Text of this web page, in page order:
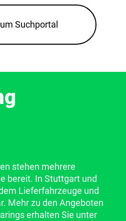
Suchportal
stehen mehrere
bereit. In Stuttgart und
Lieferfahrzeuge und
Mehr zu den Angeboten
erhalten Sie unter